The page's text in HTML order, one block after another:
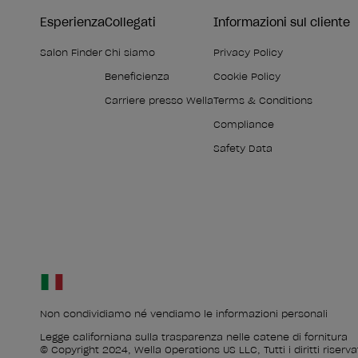
Esperienza
Salon Finder
Collegati
Chi siamo
Beneficienza
Carriere presso Wella
Informazioni sul cliente
Privacy Policy
Cookie Policy
Terms & Conditions
Compliance
Safety Data
Non condividiamo né vendiamo le informazioni personali
Legge californiana sulla trasparenza nelle catene di fornitura
© Copyright 2024, Wella Operations US LLC, Tutti i diritti